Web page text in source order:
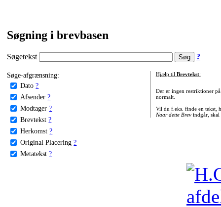
Søgning i brevbasen
Søgetekst ?
Søge-afgrænsning:
Dato ?
Afsender ?
Modtager ?
Brevtekst ?
Herkomst ?
Original Placering ?
Metatekst ?
Hjælp til Brevtekst:
Der er ingen restriktioner
normalt.
Vil du f.eks. finde en tekst,
Naar dette Brevindgår, skal